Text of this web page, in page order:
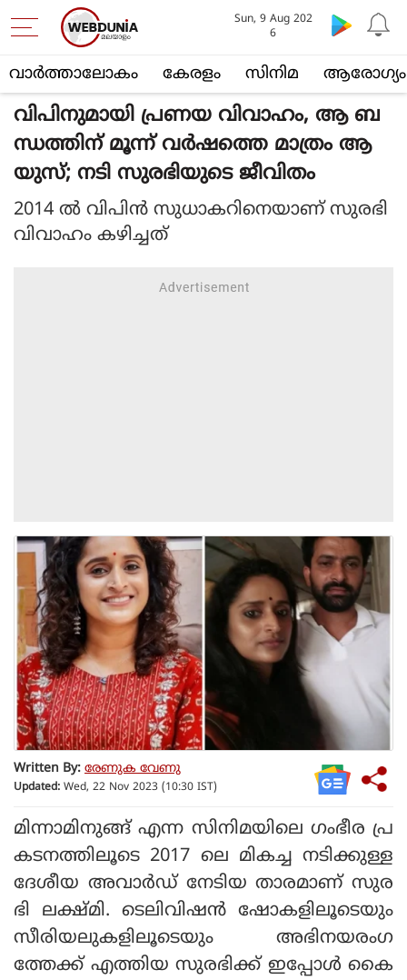
വാര്‍ത്താലോകം കേരളം സിനിമ ആരോഗ്യം
Sun, 9 Aug 202
6
വിപിനുമായി പ്രണയ വിവാഹം, ആ ബ
ന്ധത്തിന് മൂന്ന് വര്‍ഷത്തെ മാത്രം ആ
യുസ്; നടി സുരഭിയുടെ ജീവിതം
2014 ല്‍ വിപിന്‍ സുധാകറിനെയാണ് സുരഭി
വിവാഹം കഴിച്ചത്
Written By: രേണുക വേണു
Updated: Wed, 22 Nov 2023 (10:30 IST)
മിന്നാമിനുങ്ങ് എന്ന സിനിമയിലെ ഗംഭീര പ്ര
കടനത്തിലൂടെ 2017 ലെ മികച്ച നടിക്കുള്ള
ദേശീയ അവാര്‍ഡ് നേടിയ താരമാണ് സുര
ഭി ലക്ഷ്മി. ടെലിവിഷന്‍ ഷോകളിലൂടെയും
സീരിയലുകളിലൂടെയും അഭിനയരംഗ
ത്തേക്ക് എത്തിയ സുരഭിക്ക് ഇപ്പോള്‍ കൈ